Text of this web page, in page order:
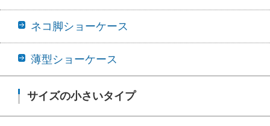
ネコ脚ショーケース
薄型ショーケース
サイズの小さいタイプ